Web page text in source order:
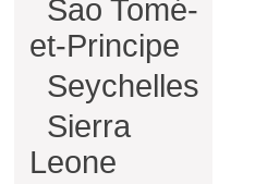
Sao Tomé-
et-Principe
Seychelles
Sierra
Leone